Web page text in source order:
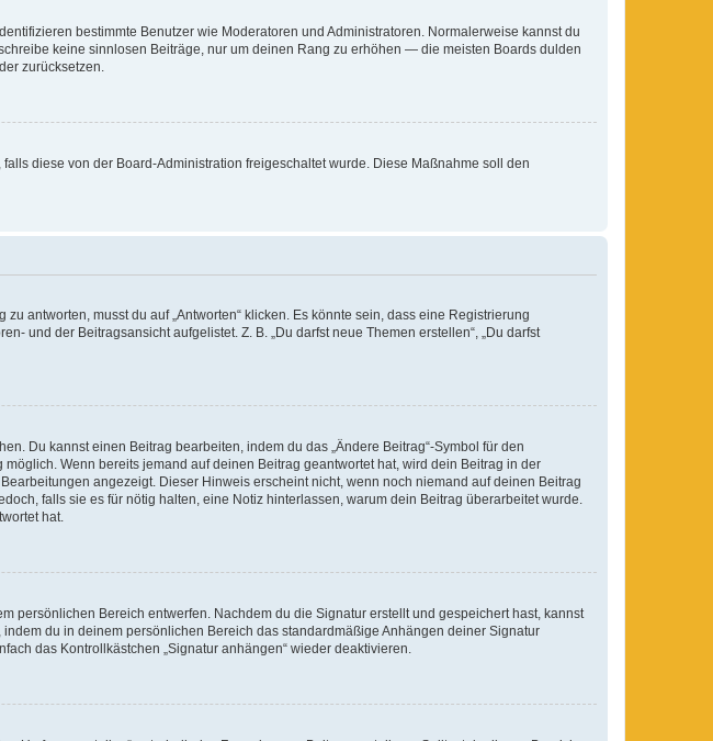
bestimmte Benutzer wie Moderatoren und Administratoren. Normalerweise kannst du
keine sinnlosen Beiträge, nur um deinen Rang zu erhöhen — die meisten Boards dulden
zurücksetzen.
diese von der Board-Administration freigeschaltet wurde. Diese Maßnahme soll den
antworten, musst du auf „Antworten“ klicken. Es könnte sein, dass eine Registrierung
und der Beitragsansicht aufgelistet. Z. B. „Du darfst neue Themen erstellen“, „Du darfst
Du kannst einen Beitrag bearbeiten, indem du das „Ändere Beitrag“-Symbol für den
Wenn bereits jemand auf deinen Beitrag geantwortet hat, wird dein Beitrag in der
angezeigt. Dieser Hinweis erscheint nicht, wenn noch niemand auf deinen Beitrag
falls sie es für nötig halten, eine Notiz hinterlassen, warum dein Beitrag überarbeitet wurde.
hat.
persönlichen Bereich entwerfen. Nachdem du die Signatur erstellt und gespeichert hast, kannst
du in deinem persönlichen Bereich das standardmäßige Anhängen deiner Signatur
das Kontrollkästchen „Signatur anhängen“ wieder deaktivieren.